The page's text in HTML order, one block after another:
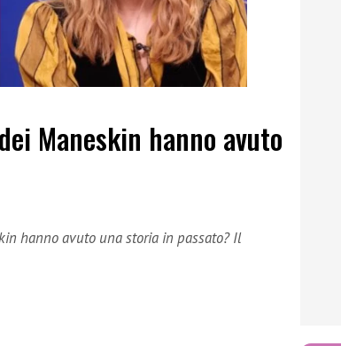
Maneskin hanno avuto
hanno avuto una storia in passato? Il